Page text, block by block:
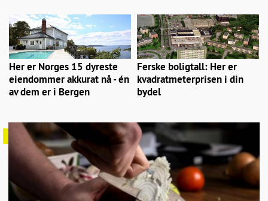
Her er Norges 15 dyreste
eiendommer akkurat nå - én
av dem er i Bergen
Ferske boligtall: Her er
kvadratmeterprisen i din
bydel